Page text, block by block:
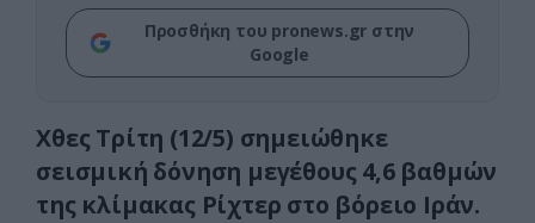
Προσθήκη του pronews.gr στην
Google
Χθες Τρίτη (12/5) σημειώθηκε
σεισμική δόνηση μεγέθους 4,6 βαθμών
της κλίμακας Ρίχτερ στο βόρειο Ιράν.